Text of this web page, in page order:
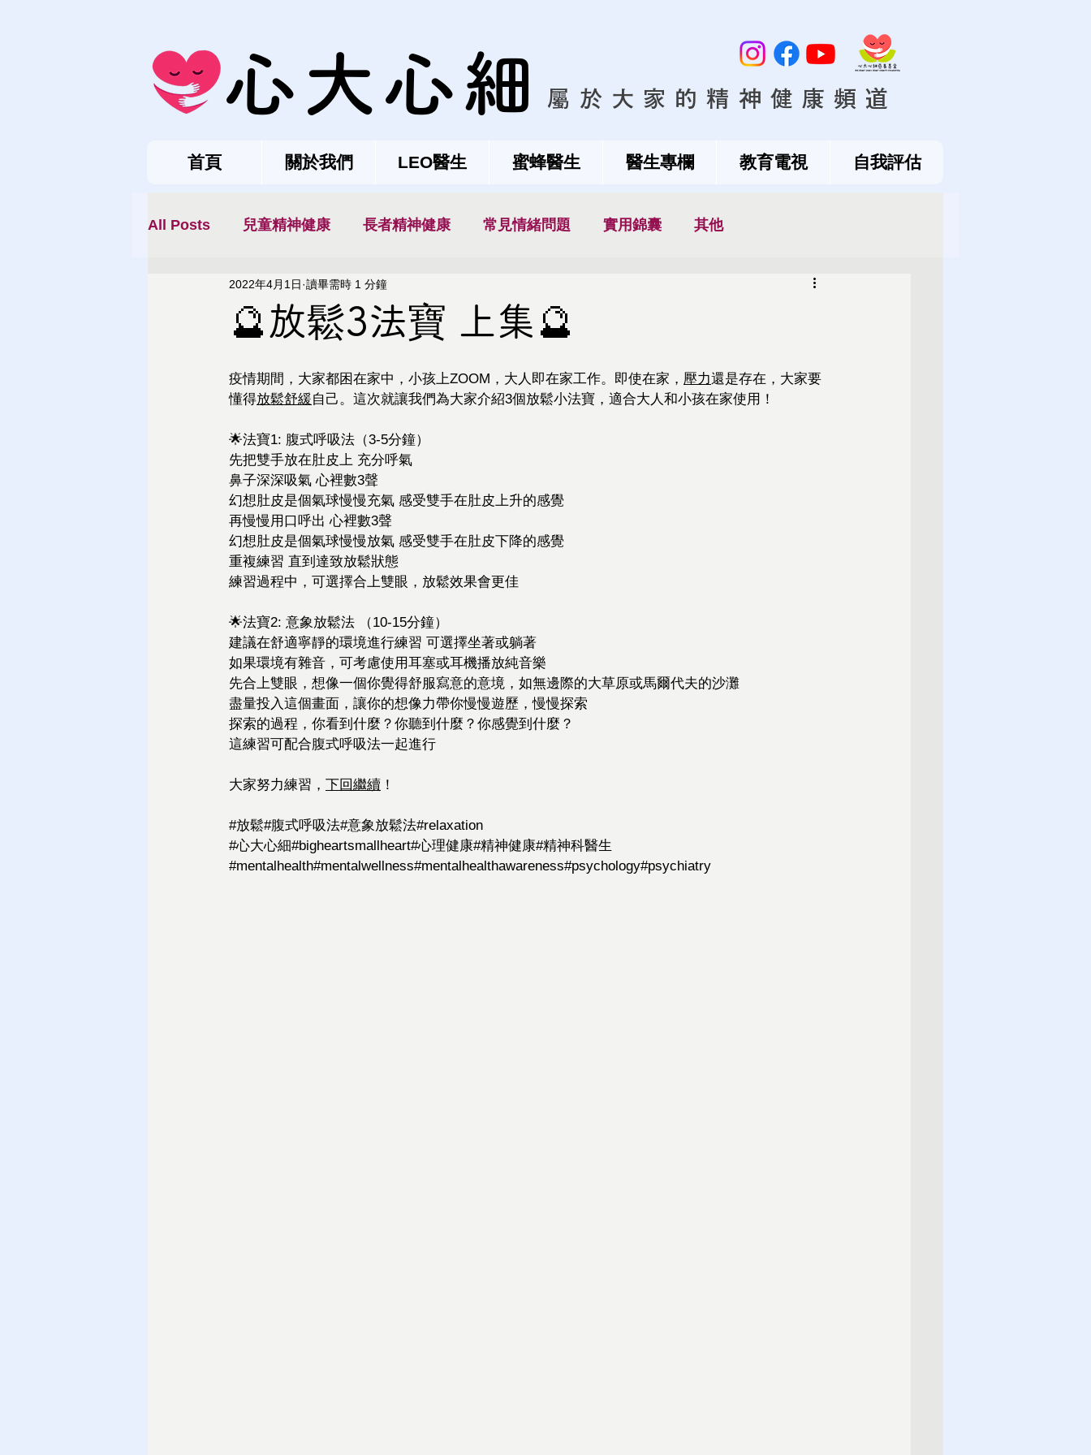
心大心細 屬於大家的精神健康頻道
首頁 關於我們 LEO醫生 蜜蜂醫生 醫生專欄 教育電視 自我評估
All Posts 兒童精神健康 長者精神健康 常見情緒問題 實用錦囊 其他
🔮放鬆3法寶 上集🔮
2022年4月1日 讀畢需時 1 分鐘
疫情期間，大家都困在家中，小孩上ZOOM，大人即在家工作。即使在家， 壓力還是存在，大家要
懂得放鬆舒緩自己。這次就讓我們為大家介紹3個放鬆小法寶，適合大人和小孩在家使用！
🌟法寶1: 腹式呼吸法（3-5分鐘）
先把雙手放在肚皮上 充分呼氣
鼻子深深吸氣 心裡數3聲
幻想肚皮是個氣球慢慢充氣 感受雙手在肚皮上升的感覺
再慢慢用口呼出 心裡數3聲
幻想肚皮是個氣球慢慢放氣 感受雙手在肚皮下降的感覺
重複練習 直到達致放鬆狀態
練習過程中，可選擇合上雙眼，放鬆效果會更佳
🌟法寶2: 意象放鬆法 （10-15分鐘）
建議在舒適寧靜的環境進行練習 可選擇坐著或躺著
如果環境有雜音，可考慮使用耳塞或耳機播放純音樂
先合上雙眼，想像一個你覺得舒服寫意的意境，如無邊際的大草原或馬爾代夫的沙灘
盡量投入這個畫面，讓你的想像力帶你慢慢遊歷，慢慢探索
探索的過程，你看到什麼？你聽到什麼？你感覺到什麼？
這練習可配合腹式呼吸法一起進行
大家努力練習， 下回繼續 ！
#放鬆#腹式呼吸法#意象放鬆法#relaxation
#心大心細#bigheartsmallheart#心理健康#精神健康#精神科醫生
#mentalhealth#mentalwellness#mentalhealthawareness#psychology#psychiatry